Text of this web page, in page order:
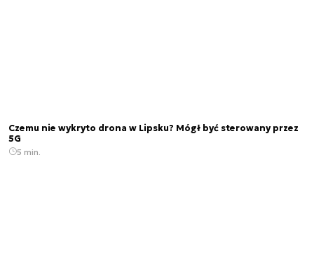
Czemu nie wykryto drona w Lipsku? Mógł być sterowany przez
5G
5 min.